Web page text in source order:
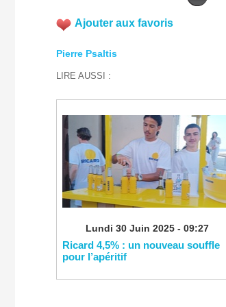
Ajouter aux favoris
Pierre Psaltis
LIRE AUSSI :
Lundi 30 Juin 2025 - 09:27
Ricard 4,5% : un nouveau souffle
pour l’apéritif